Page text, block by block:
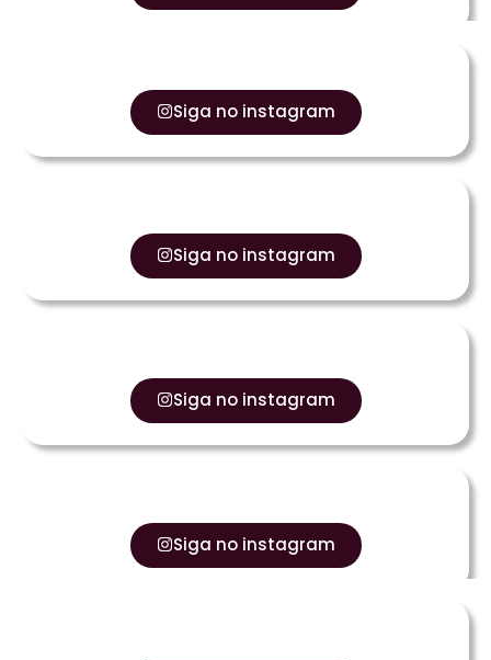
Siga no instagram
Siga no instagram
Siga no instagram
Siga no instagram